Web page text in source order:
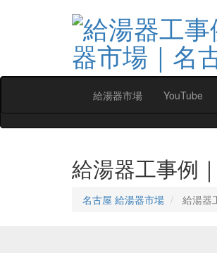
給湯器市場 YouTube
給湯器工事例
名古屋 給湯器市場 給湯器